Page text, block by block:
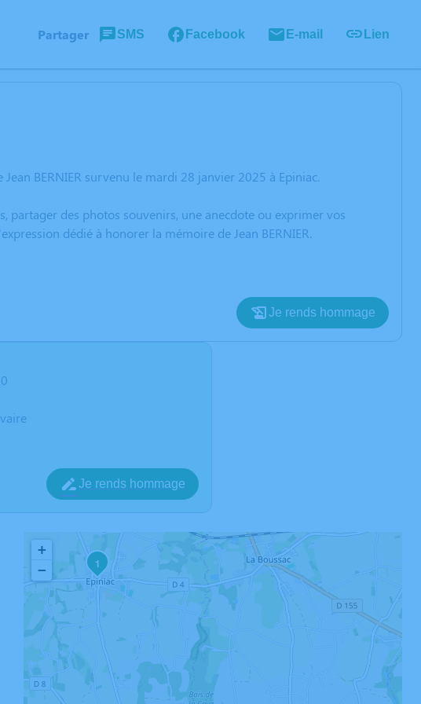
Partager SMS Facebook E-mail Lien
BERNIER survenu le mardi 28 janvier 2025 à Epiniac.
partager des photos souvenirs, une anecdote ou exprimer vos
dédié à honorer la mémoire de Jean BERNIER.
Je rends hommage
Je rends hommage
1
+
−